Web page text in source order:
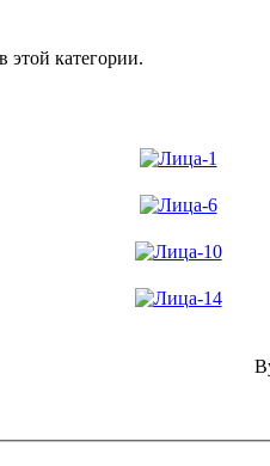
категории.